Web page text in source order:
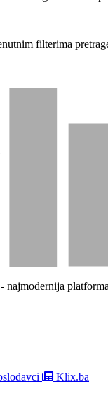
filterima
Klix.ba